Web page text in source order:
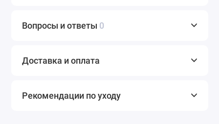
Вопросы и ответы 0
Доставка и оплата
Рекомендации по уходу